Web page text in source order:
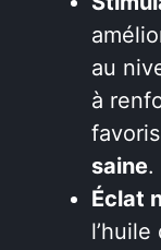
au
à
saine.
Éclat